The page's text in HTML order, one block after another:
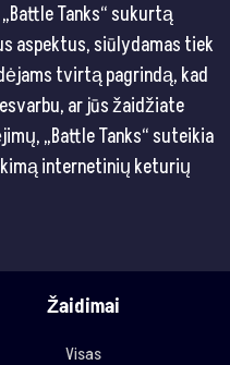
Tanks“ sukurtą
aspektus, siūlydamas tiek
tvirtą pagrindą, kad
ar jūs žaidžiate
„Battle Tanks“ suteikia
internetinių keturių
Žaidimai
Visas